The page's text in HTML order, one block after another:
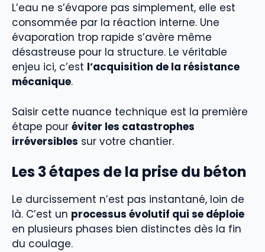
L’eau ne s’évapore pas simplement, elle est
consommée par la réaction interne. Une
évaporation trop rapide s’avère même
désastreuse pour la structure. Le véritable
enjeu ici, c’est l’acquisition de la résistance
mécanique.
Saisir cette nuance technique est la première
étape pour éviter les catastrophes
irréversibles sur votre chantier.
Les 3 étapes de la prise du béton
Le durcissement n’est pas instantané, loin de
là. C’est un processus évolutif qui se déploie
en plusieurs phases bien distinctes dès la fin
du coulage.